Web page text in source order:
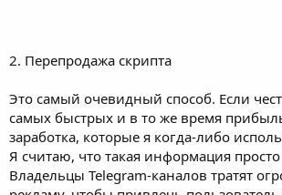
2. Перепродажа скрипта
Это самый очевидный способ. Если
самых быстрых и в то же время
заработка, которые я когда-либо
Я считаю, что такая информация просто
Владельцы Telegram-каналов тратят